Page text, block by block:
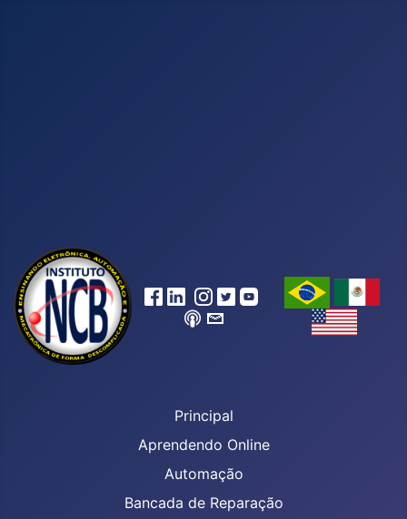
Principal
Aprendendo Online
Automação
Bancada de Reparação